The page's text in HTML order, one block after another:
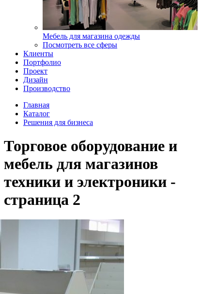
Мебель для магазина одежды
Посмотреть все сферы
Клиенты
Портфолио
Проект
Дизайн
Производство
Главная
Каталог
Решения для бизнеса
Торговое оборудование и
мебель для магазинов
техники и электроники -
страница 2